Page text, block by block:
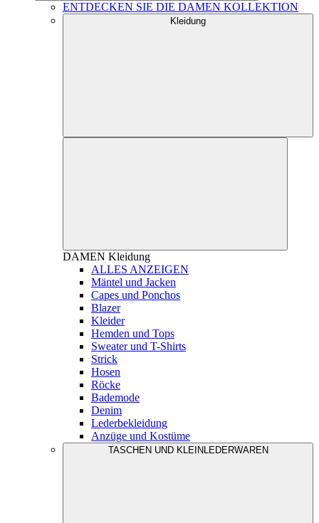
ENTDECKEN SIE DIE DAMEN KOLLEKTION
Kleidung
DAMEN Kleidung
ALLES ANZEIGEN
Mäntel und Jacken
Capes und Ponchos
Blazer
Kleider
Hemden und Tops
Sweater und T-Shirts
Strick
Hosen
Röcke
Bademode
Denim
Lederbekleidung
Anzüge und Kostüme
TASCHEN UND KLEINLEDERWAREN